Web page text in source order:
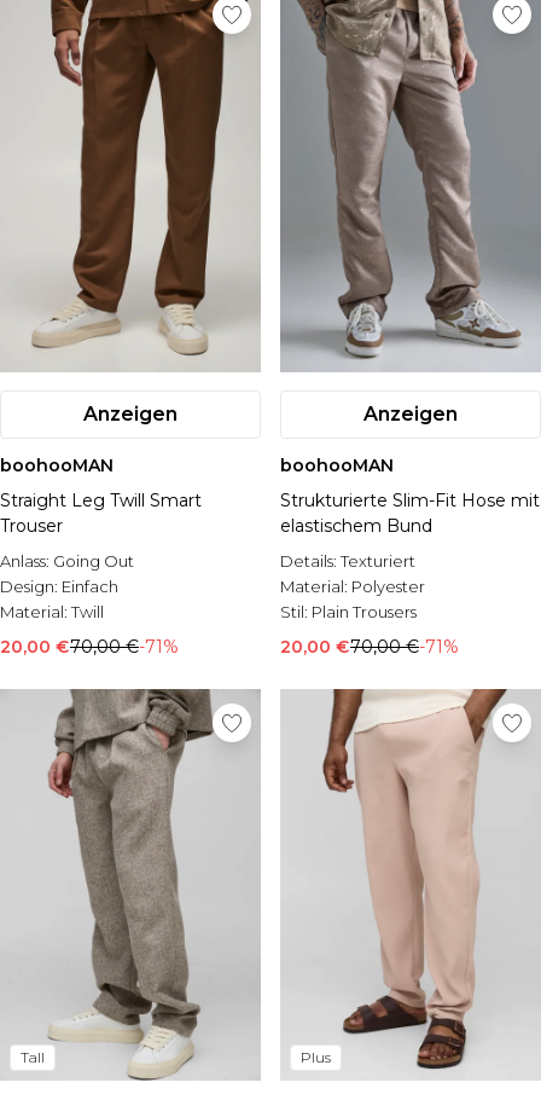
Anzeigen
boohooMAN
Straight Leg Twill Smart
Trouser
Anlass: Going Out
Design: Einfach
Material:Twill
20,00 €70,00 €-71%
Anzeigen
boohooMAN
Strukturierte Slim-Fit Hose mit
elastischem Bund
Details:Texturiert
Material: Polyester
Stil: Plain Trousers
20,00 €70,00 €-71%
Tall Plus